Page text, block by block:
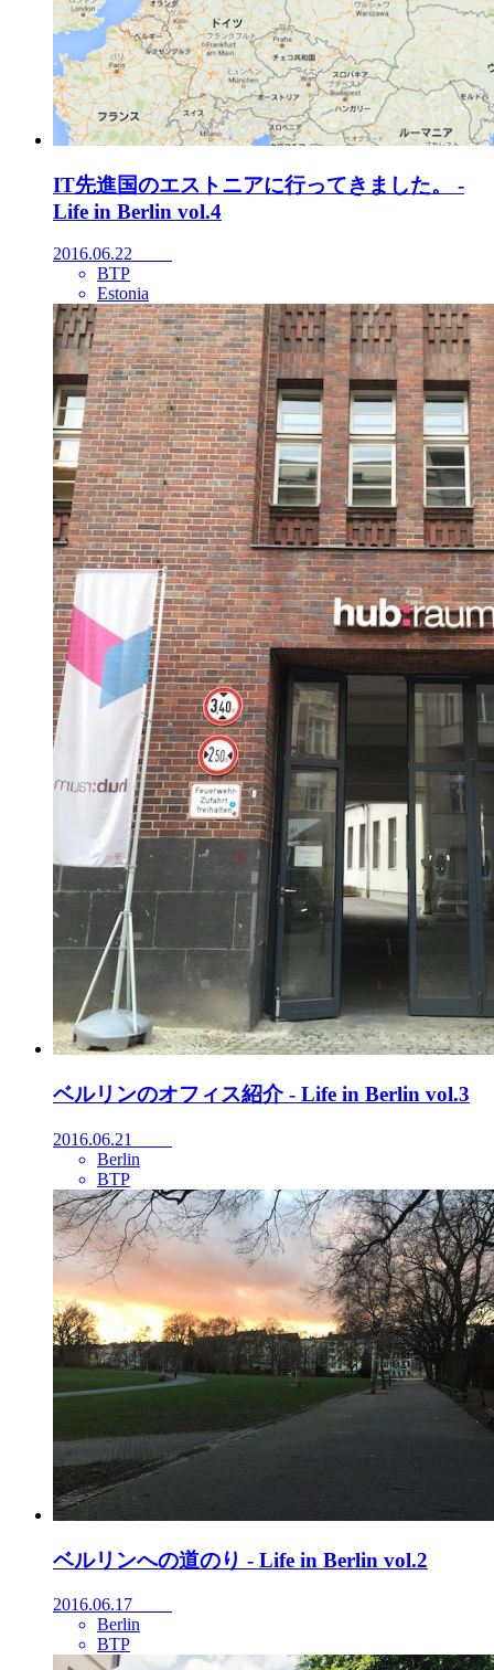
IT先進国のエストニアに行ってきました。 -
Life in Berlin vol.4
2016.06.22
BTP
Estonia
ベルリンのオフィス紹介 - Life in Berlin vol.3
2016.06.21
Berlin
BTP
ベルリンへの道のり - Life in Berlin vol.2
2016.06.17
Berlin
BTP